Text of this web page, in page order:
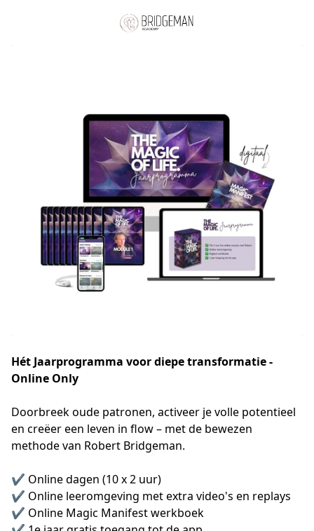
Hét Jaarprogramma voor diepe transformatie -
Online Only
Doorbreek oude patronen, activeer je volle potentieel
en creëer een leven in flow – met de bewezen
methode van Robert Bridgeman.
✔️ Online dagen (10 x 2 uur)
✔️ Online leeromgeving met extra video's en replays
✔️ Online Magic Manifest werkboek